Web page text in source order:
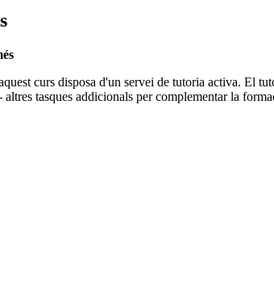
curs disposa d'un servei de tutoria activa. El
tasques addicionals per complementar la